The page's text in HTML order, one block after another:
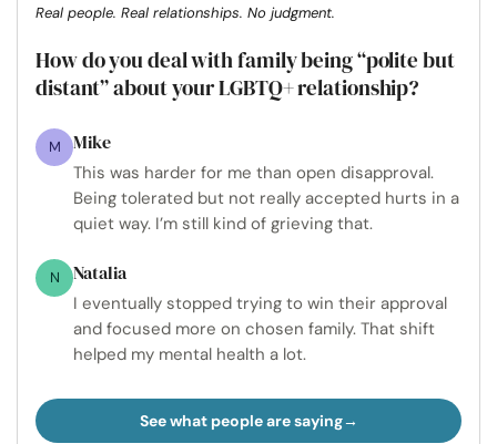
Real people. Real relationships. No judgment.
How do you deal with family being “polite but
distant” about your LGBTQ+ relationship?
M Mike
This was harder for me than open disapproval.
Being tolerated but not really accepted hurts in a
quiet way. I’m still kind of grieving that.
N Natalia
I eventually stopped trying to win their approval
and focused more on chosen family. That shift
helped my mental health a lot.
See what people are saying